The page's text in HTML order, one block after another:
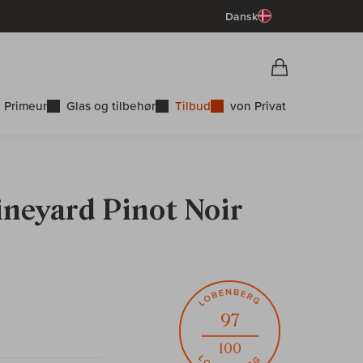
Dansk
Primeur Glas og tilbehør Tilbud von Privat
Pinot Noir
97
100